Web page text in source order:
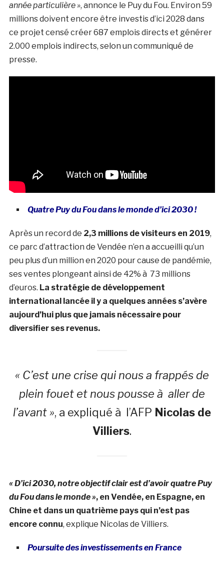
année particulière », annonce le Puy du Fou. Environ 59
millions doivent encore être investis d’ici 2028 dans
ce projet censé créer 687 emplois directs et générer
2.000 emplois indirects, selon un communiqué de
presse.
Quatre Puy du Fou dans le monde d’ici 2030 !
Après un record de 2,3 millions de visiteurs en 2019,
ce parc d’attraction de Vendée n’en a accueilli qu’un
peu plus d’un million en 2020 pour cause de pandémie,
ses ventes plongeant ainsi de 42% à 73 millions
d’euros. La stratégie de développement
international lancée il y a quelques années s’avère
aujourd’hui plus que jamais nécessaire pour
diversifier ses revenus.
« C’est une crise qui nous a frappés de
plein fouet et nous pousse à aller de
l’avant », a expliqué à l’AFP Nicolas de
Villiers.
« D’ici 2030, notre objectif clair est d’avoir quatre Puy
du Fou dans le monde », en Vendée, en Espagne, en
Chine et dans un quatrième pays qui n’est pas
encore connu, explique Nicolas de Villiers.
Poursuite des investissements en France